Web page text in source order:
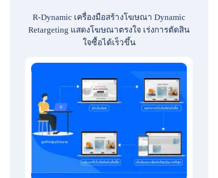
R-Dynamic เครื่องมือสร้างโฆษณา Dynamic
Retargeting แสดงโฆษณาตรงใจ เร่งการตัดสิน
ใจซื้อได้เร็วขึ้น